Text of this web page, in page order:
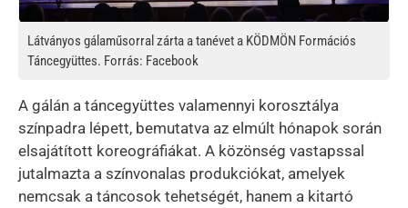
Látványos gálaműsorral zárta a tanévet a KÖDMÖN Formációs
Táncegyüttes. Forrás: Facebook
A gálán a táncegyüttes valamennyi korosztálya
színpadra lépett, bemutatva az elmúlt hónapok során
elsajátított koreográfiákat. A közönség vastapssal
jutalmazta a színvonalas produkciókat, amelyek
nemcsak a táncosok tehetségét, hanem a kitartó